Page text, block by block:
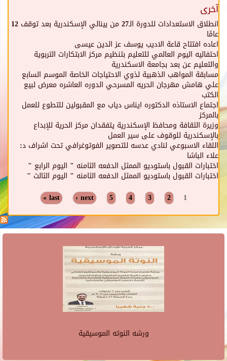
آخرى
انطلاق الاستعدادات للدورة الـ27 من بينالي الإسكندرية بعد توقف 12
عامًا
اعاده افتتاح قاعة الاديب يوسف عز الدين عيسى
احتفاليه اليوم العالمي للتعليم بتنظيم مركز الابتكارات التربوية
والتعليم عن بعد بجامعة الاسكندرية
مسابقة المواهب الذهبية لذوي الاحتياجات الخاصة الموسم السابع
علي هامش مهرجان الحريه المسرحي الدوره العاشره معرض لبيع
الكتب
اجتماع الاستاذه الدكتوره ايناس دياب مع المقبولين للتطوع للعمل
بالمركز
وزيرة الثقافة ومحافظ الإسكندرية يتفقدان مركز الحرية للإبداع
بالإسكندرية للوقوف على سير العمل
اللقاء الاسبوعي لنادي عدسه للتصوير الفوتوغرافي تحت اشراف د:
علاء الباشا
اختبارات القبول باستوديو الممثل الدفعه الثامنه " اليوم الرابع "
اختبارات القبول باستوديو الممثل الدفعه الثامنه " اليوم الثالث "
1
2
3
4
5
next ›
last »
ورشه النوته الموسيقية